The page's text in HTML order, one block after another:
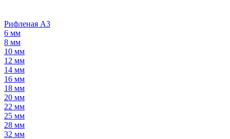
Рифленая А3
6 мм
8 мм
10 мм
12 мм
14 мм
16 мм
18 мм
20 мм
22 мм
25 мм
28 мм
32 мм